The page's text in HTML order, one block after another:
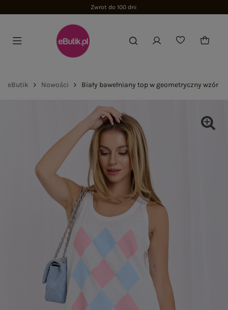
Zwrot do 100 dni
eButik Nowości Biały bawełniany top w geometryczny wzór